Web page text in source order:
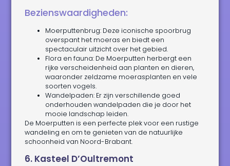
Bezienswaardigheden:
Moerputtenbrug: Deze iconische spoorbrug
overspant het moeras en biedt een
spectaculair uitzicht over het gebied.
Flora en fauna: De Moerputten herbergt een
rijke verscheidenheid aan planten en dieren,
waaronder zeldzame moerasplanten en vele
soorten vogels.
Wandelpaden: Er zijn verschillende goed
onderhouden wandelpaden die je door het
mooie landschap leiden.
De Moerputten is een perfecte plek voor een rustige
wandeling en om te genieten van de natuurlijke
schoonheid van Noord-Brabant.
6. Kasteel D’Oultremont